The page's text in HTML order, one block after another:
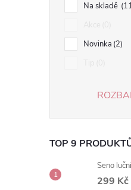
p
a
n
Na skladě
Novinka 2
TOP 9
Seno
299 Kč